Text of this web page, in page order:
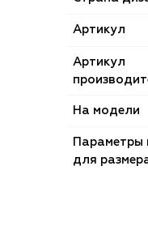
Артикул
Артикул
На модели
Параметры
для